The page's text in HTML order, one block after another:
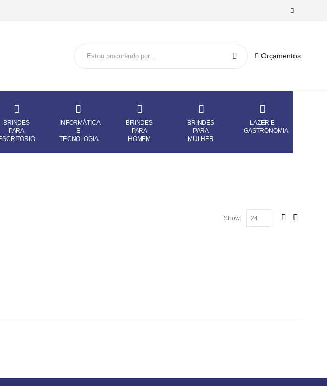
Orçamentos
BRINDES
PARA
INFORMÁTICA
E
TECNOLOGIA
BRINDES
PARA
HOMEM
BRINDES
PARA
MULHER
LAZER E
GASTRONOMIA
Show: